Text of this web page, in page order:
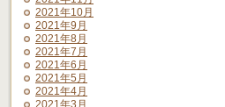
2021年10月
2021年9月
2021年8月
2021年7月
2021年6月
2021年5月
2021年4月
2021年3月